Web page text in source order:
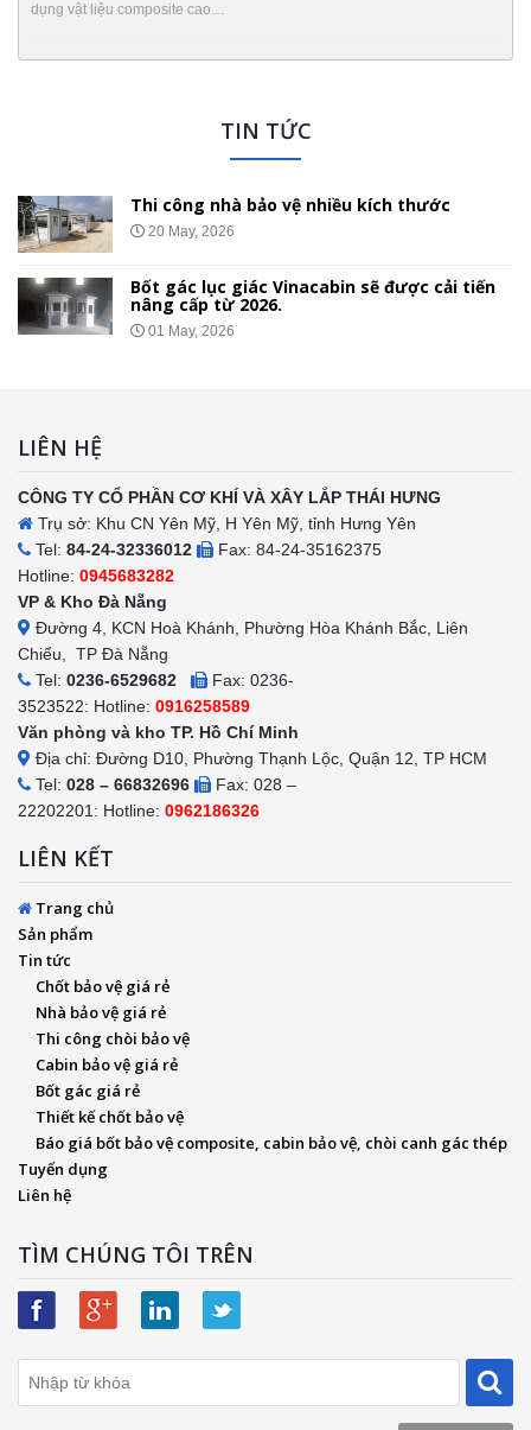
dụng vật liệu composite cao…
TIN TỨC
Thi công nhà bảo vệ nhiều kích thước
20 May, 2026
Bốt gác lục giác Vinacabin sẽ được cải tiến
nâng cấp từ 2026.
01 May, 2026
LIÊN HỆ
CÔNG TY CỔ PHẦN CƠ KHÍ VÀ XÂY LẮP THÁI HƯNG
Trụ sở: Khu CN Yên Mỹ, H Yên Mỹ, tỉnh Hưng Yên
Tel: 84-24-32336012
Fax: 84-24-35162375
Hotline: 0945683282
VP & Kho Đà Nẵng
Đường 4, KCN Hoà Khánh, Phường Hòa Khánh Bắc, Liên
Chiểu, TP Đà Nẵng
Tel: 0236-6529682
Fax: 0236-
3523522: Hotline: 0916258589
Văn phòng và kho TP. Hồ Chí Minh
Địa chỉ: Đường D10, Phường Thạnh Lộc, Quận 12, TP HCM
Tel: 028 – 66832696
Fax: 028 –
22202201: Hotline: 0962186326
LIÊN KẾT
Trang chủ
Sản phẩm
Tin tức
Chốt bảo vệ giá rẻ
Nhà bảo vệ giá rẻ
Thi công chòi bảo vệ
Cabin bảo vệ giá rẻ
Bốt gác giá rẻ
Thiết kế chốt bảo vệ
Báo giá bốt bảo vệ composite, cabin bảo vệ, chòi canh gác thép
Tuyển dụng
Liên hệ
TÌM CHÚNG TÔI TRÊN